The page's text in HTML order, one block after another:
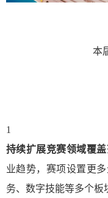
本
1
持续扩展竞赛领域覆盖
业趋势， 赛项设置 更
务、 数字技能等多个板